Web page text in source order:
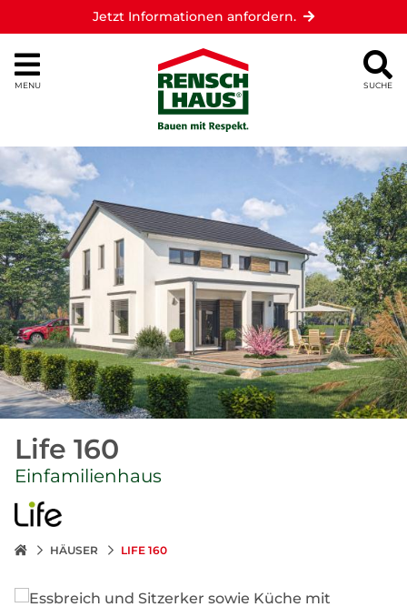
Jetzt Informationen anfordern.
MENU SUCHE
Life 160
Einfamilienhaus
HÄUSER LIFE 160